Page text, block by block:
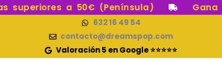
Ir
a 50€ (Península) Gana
632 16 49 54
contacto@dreamspop.com
Valoración 5 en Google ⭐⭐⭐⭐⭐